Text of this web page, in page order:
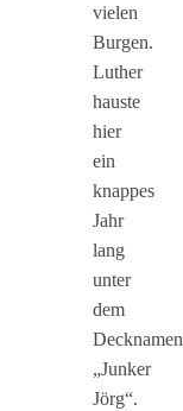
vielen
Burgen.
Luther
hauste
hier
ein
knappes
Jahr
lang
unter
dem
Decknamen
„Junker
Jörg“.